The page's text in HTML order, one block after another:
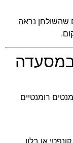
שהשולחן נראה
במסעדה
רומנטיים